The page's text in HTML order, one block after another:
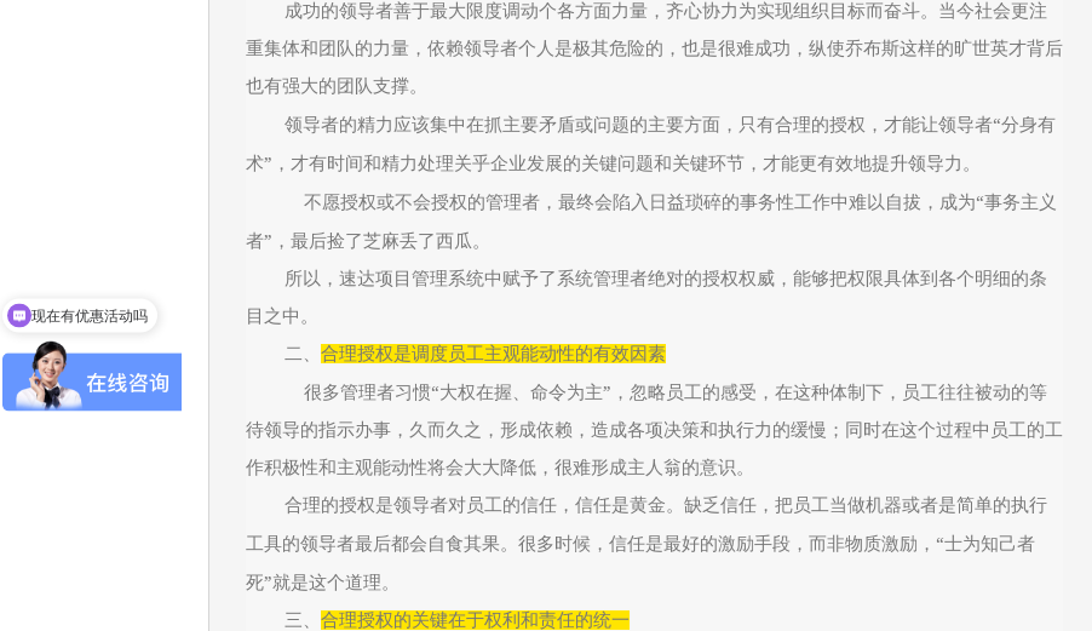
成功的领导者善于最大限度调动个各方面力量，齐心协力为实现组织目标而奋斗。当今社会更注
重集体和团队的力量，依赖领导者个人是极其危险的，也是很难成功，纵使乔布斯这样的旷世英才背后
也有强大的团队支撑。
领导者的精力应该集中在抓主要矛盾或问题的主要方面，只有合理的授权，才能让领导者“分身有
术” ，才有时间和精力处理关乎企业发展的关键问题和关键环节，才能更有效地提升领导力。
不愿授权或不会授权的管理者，最终会陷入日益琐碎的事务性工作中难以自拔，成为“事务主义
者” ，最后捡了芝麻丢了西瓜。
所以，速达项目管理系统中赋予了系统管理者绝对的授权权威，能够把权限具体到各个明细的条
目之中。
二、 合理授权是调度员工主观能动性的有效因素
很多管理者习惯“大权在握、命令为主” ，忽略员工的感受，在这种体制下，员工往往被动的等
待领导的指示办事，久而久之，形成依赖，造成各项决策和执行力的缓慢；同时在这个过程中员工的工
作积极性和主观能动性将会大大降低，很难形成主人翁的意识。
合理的授权是领导者对员工的信任，信任是黄金。缺乏信任，把员工当做机器或者是简单的执行
工具的领导者最后都会自食其果。很多时候，信任是最好的激励手段，而非物质激励， “士为知己者
死”就是这个道理。
三、 合理授权的关键在于权利和责任的统一
现在有优惠活动吗